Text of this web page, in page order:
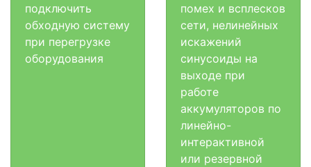
подключить
обходную систему
при перегрузке
оборудования
помех и всплесков
сети, нелинейных
искажений
синусоиды на
выходе при
работе
аккумуляторов по
линейно-
интерактивной
или резервной